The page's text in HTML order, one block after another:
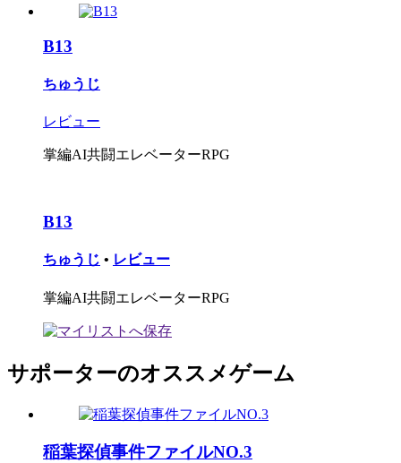
B13
ちゅうじ
レビュー
掌編AI共闘エレベーターRPG
B13
ちゅうじ • レビュー
掌編AI共闘エレベーターRPG
サポーターのオススメゲーム
稲葉探偵事件ファイルNO.3